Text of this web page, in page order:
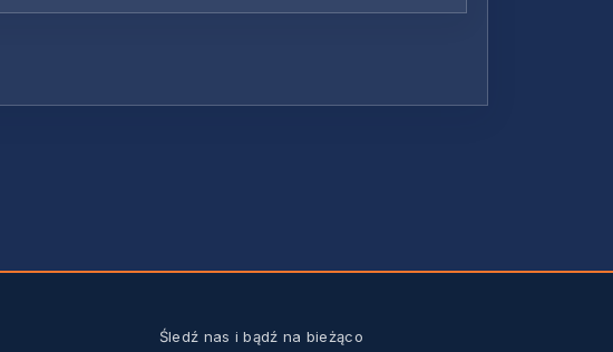
Śledź nas i bądź na bieżąco